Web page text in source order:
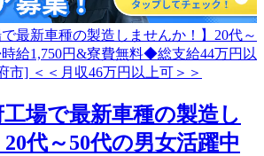
工場で最新車種の製造し
代～50代の男女活躍中